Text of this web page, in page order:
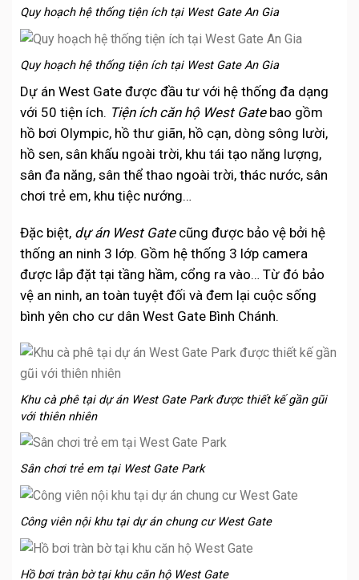
Quy hoạch hệ thống tiện ích tại West Gate An Gia
Quy hoạch hệ thống tiện ích tại West Gate An Gia
Dự án West Gate được đầu tư với hệ thống đa dạng
với 50 tiện ích. Tiện ích căn hộ West Gate bao gồm
hồ bơi Olympic, hồ thư giãn, hồ cạn, dòng sông lười,
hồ sen, sân khấu ngoài trời, khu tái tạo năng lượng,
sân đa năng, sân thể thao ngoài trời, thác nước, sân
chơi trẻ em, khu tiệc nướng…
Đặc biệt, dự án West Gatecũng được bảo vệ bởi hệ
thống an ninh 3 lớp. Gồm hệ thống 3 lớp camera
được lắp đặt tại tầng hầm, cổng ra vào… Từ đó bảo
vệ an ninh, an toàn tuyệt đối và đem lại cuộc sống
bình yên cho cư dân West Gate Bình Chánh.
Khu cà phê tại dự án West Gate Park được thiết kế gần gũi
với thiên nhiên
Sân chơi trẻ em tại West Gate Park
Công viên nội khu tại dự án chung cư West Gate
Hồ bơi tràn bờ tại khu căn hộ West Gate